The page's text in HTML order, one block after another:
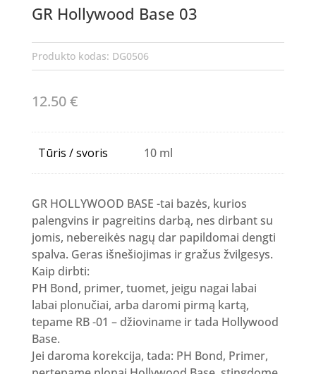
GR Hollywood Base 03
Produkto kodas: DG0506
12.50€
Tūris / svoris 10 ml
GR HOLLYWOOD BASE -tai bazės, kurios
palengvins ir pagreitins darbą, nes dirbant su
jomis, nebereikės nagų dar papildomai dengti
spalva. Geras išnešiojimas ir gražus žvilgesys.
Kaip dirbti:
PH Bond, primer, tuomet, jeigu nagai labai
labai plonučiai, arba daromi pirmą kartą,
tepame RB -01 – džioviname ir tada Hollywood
Base.
Jei daroma korekcija, tada: PH Bond, Primer,